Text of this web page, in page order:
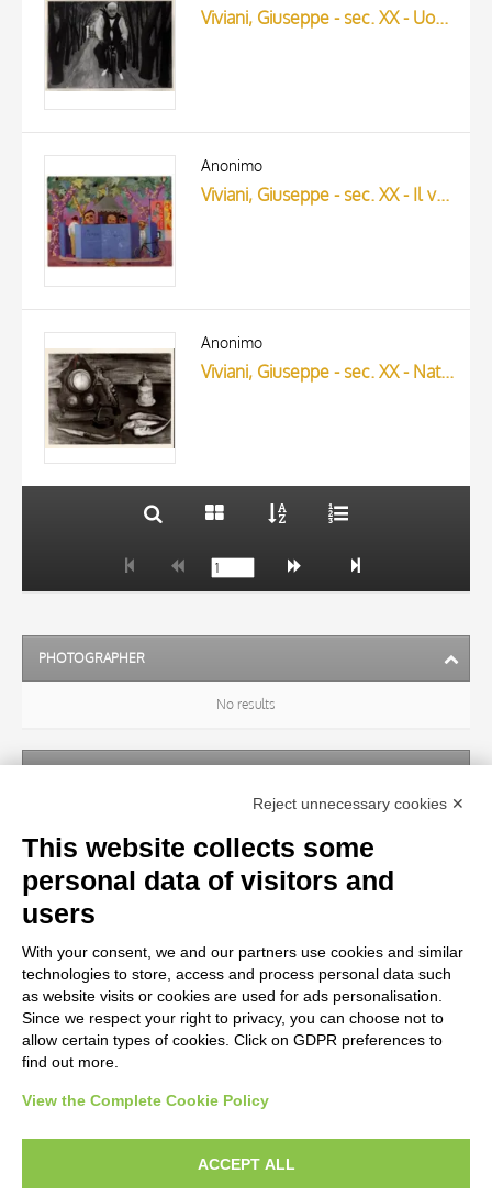
Viviani, Giuseppe - sec. XX - Uomo in bicicletta
Anonimo
Viviani, Giuseppe - sec. XX - Il vespasiano
Anonimo
Viviani, Giuseppe - sec. XX - Natura morta
TITLE
ARTISTA
PHOTOGRAPHER
No results
TITLE
MATERIAL AND TECHNIQUE
CENTURY
diritto d’autore, legge 22 aprile 1941 n. 633. I diritti degli autori, degli artisti e
Reject unnecessary cookies ✕
This website collects some
personal data of visitors and
users
With your consent, we and our partners use cookies and similar
technologies to store, access and process personal data such
as website visits or cookies are used for ads personalisation.
Since we respect your right to privacy, you can choose not to
allow certain types of cookies. Click on GDPR preferences to
find out more.
View the Complete Cookie Policy
ACCEPT ALL